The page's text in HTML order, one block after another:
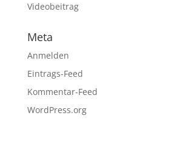
Videobeitrag
Meta
Anmelden
Eintrags-Feed
Kommentar-Feed
WordPress.org